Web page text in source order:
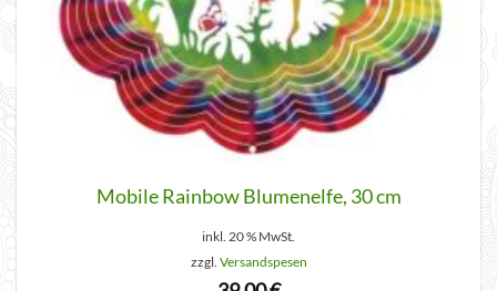
Mobile Rainbow Blumenelfe, 30 cm
inkl. 20 % MwSt.
zzgl. Versandspesen